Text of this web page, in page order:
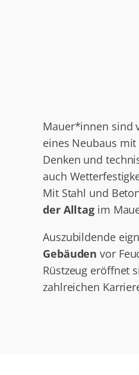
Mauer*innen sind
eines Neubaus
Denken und
auch
Mit Stahl und
der Alltag im
Auszubildende
Gebäuden vor
Rüstzeug eröffnet
zahlreichen